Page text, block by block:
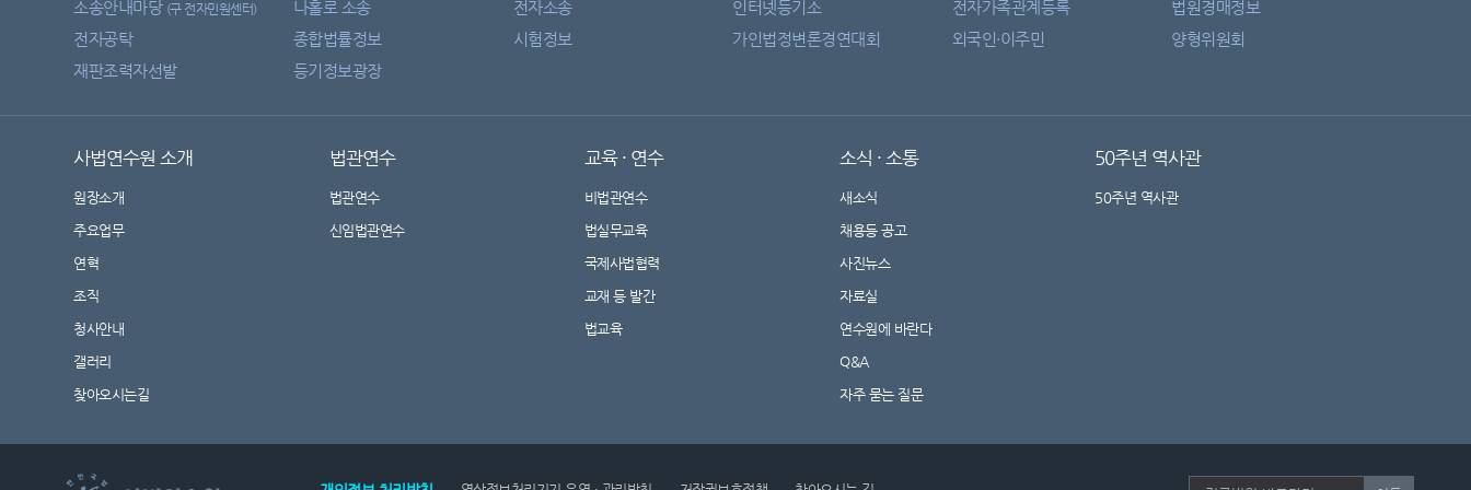
소송안내마당 (구 전자민원센터) 나홀로 소송 전자소송 인터넷등기소 전자가족관계등록
법원경매정보
전자공탁
종합법률정보 시험정보 가인법정변론경연대회 외국인·이주민
양형위원회
재판조력자선발
등기정보광장
사법연수원 소개
원장소개
주요업무
연혁
조직
청사안내
갤러리
찾아오시는길
법관연수
법관연수
신임법관연수
교육 · 연수
비법관연수
법실무교육
국제사법협력
교재 등 발간
법교육
소식 · 소통
새소식
채용등 공고
사진뉴스
자료실
연수원에 바란다
Q&A
자주 묻는 질문
50주년 역사관
50주년 역사관